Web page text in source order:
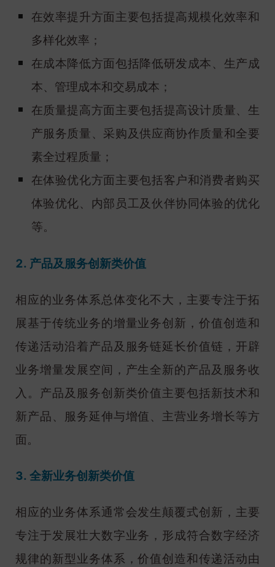
在效率提升方面主要包括提高规模化效率和
多样化效率；
在成本降低方面包括降低研发成本、生产成
本、管理成本和交易成本；
在质量提高方面主要包括提高设计质量、生
产服务质量、采购及供应商协作质量和全要
素全过程质量；
在体验优化方面主要包括客户和消费者购买
体验优化、内部员工及伙伴协同体验的优化
等。
2. 产品及服务创新类价值
相应的业务体系总体变化不大，主要专注于拓
展基于传统业务的增量业务创新，价值创造和
传递活动沿着产品及服务链延长价值链，开辟
业务增量发展空间，产生全新的产品及服务收
入。产品及服务创新类价值主要包括新技术和
新产品、服务延伸与增值、主营业务增长等方
面。
3. 全新业务创新类价值
相应的业务体系通常会发生颠覆式创新，主要
专注于发展壮大数字业务，形成符合数字经济
规律的新型业务体系，价值创造和传递活动由